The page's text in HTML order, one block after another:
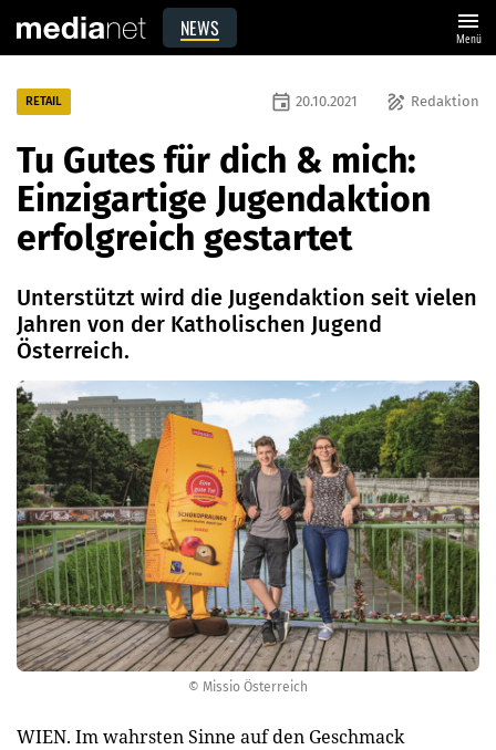
NEWS menu
Menü
© Missio Österreich
RETAIL draw Redaktion
event 20.10.2021
Tu Gutes für dich & mich:
Einzigartige Jugendaktion
erfolgreich gestartet
Unterstützt wird die Jugendaktion seit vielen
Jahren von der Katholischen Jugend
Österreich.
WIEN. Im wahrsten Sinne auf den Geschmack